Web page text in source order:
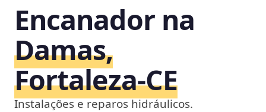
Encanador na
Damas,
Fortaleza‑CE
Instalações e reparos hidráulicos.